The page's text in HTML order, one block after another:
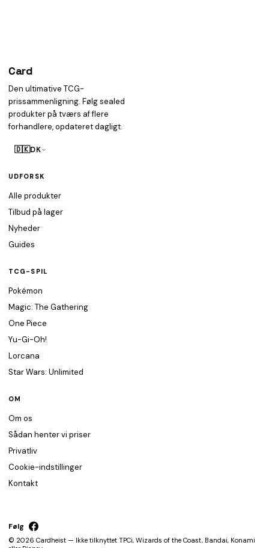
Card
Den ultimative TCG-
prissammenligning. Følg sealed
produkter på tværs af flere
forhandlere, opdateret dagligt.
🇩🇰DK
UDFORSK
Alle produkter
Tilbud på lager
Nyheder
Guides
TCG-SPIL
Pokémon
Magic: The Gathering
One Piece
Yu-Gi-Oh!
Lorcana
Star Wars: Unlimited
OM
Om os
Sådan henter vi priser
Privatliv
Cookie-indstillinger
Kontakt
Følg
© 2026 Cardheist — Ikke tilknyttet TPCi, Wizards of the Coast, Bandai, Konami